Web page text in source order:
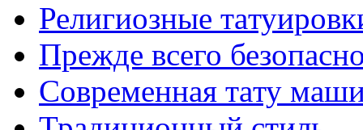
Религиозные
Прежде всего
Современная тaту